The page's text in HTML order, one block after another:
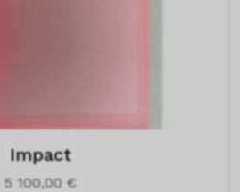
Impact
5 100,00 €